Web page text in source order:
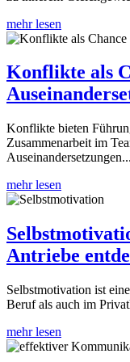
mehr lesen
Konflikte als
Konflikte bieten
Zusammenarbeit im
Auseinandersetzungen...
mehr lesen
Antriebe
Selbstmotivation ist
Beruf als auch im
mehr lesen